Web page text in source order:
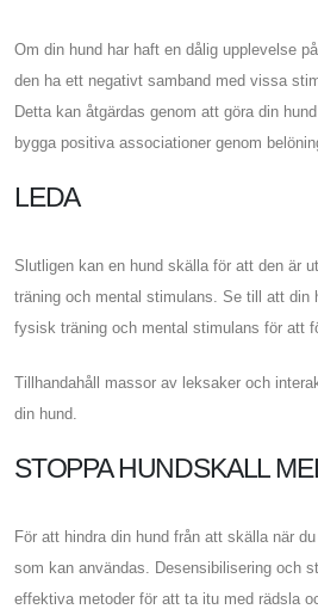
Om din hund har haft en dålig upplevelse
den ha ett negativt samband med vissa
Detta kan åtgärdas genom att göra din
bygga positiva associationer genom
LEDA
Slutligen kan en hund skälla för att den är
träning och mental stimulans. Se till att din
fysisk träning och mental stimulans för att
Tillhandahåll massor av leksaker och
din hund.
STOPPA HUNDSKALL
För att hindra din hund från att skälla när
som kan användas. Desensibilisering och
effektiva metoder för att ta itu med rädsla